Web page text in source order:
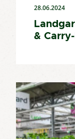
28.06.2024
&